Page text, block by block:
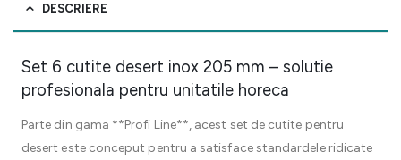
DESCRIERE
Set 6 cutite desert inox 205 mm – solutie
profesionala pentru unitatile horeca
Parte din gama **Profi Line**, acest set de cutite pentru
desert este conceput pentru a satisface standardele ridicate